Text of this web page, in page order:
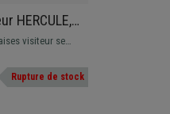
HERCULE,
Noir
visiteur se
matériaux de
Rupture de stock